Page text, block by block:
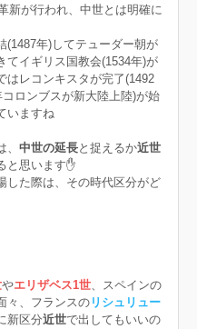
新が行われ、中世とは明確に
(1487年)してテューダー朝が
てイギリス国教会(1534年)が
はレコンキスタが完了(1492
コロンブスが新大陸上陸)が始
いますね
中世の延長と捉えるか近世
と思います✋
した際は、その時代区分がど
やエリザベス1世、スペインの
々、フランスの リシュリュー
新区分近世で出してもいいの